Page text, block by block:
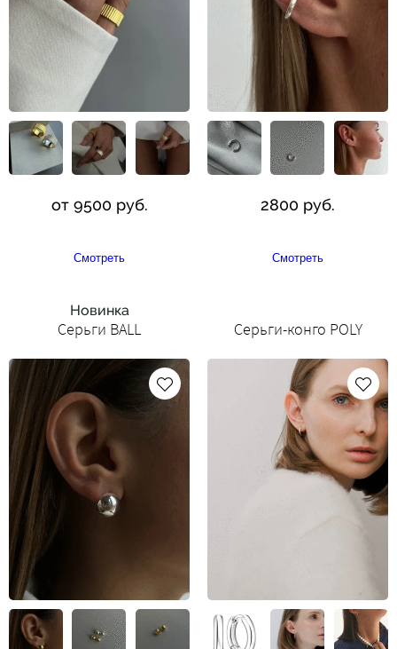
от 9500 руб.
Смотреть
2800 руб.
Смотреть
Новинка
Серьги BALL Серьги-конго POLY